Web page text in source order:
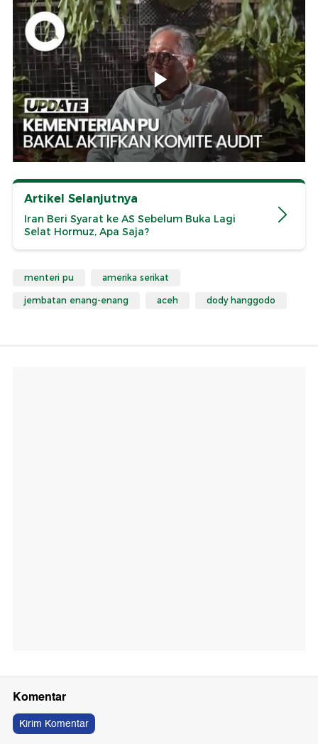
Artikel Selanjutnya
Iran Beri Syarat ke AS Sebelum Buka Lagi
Selat Hormuz, Apa Saja?
menteri pu amerika serikat
jembatan enang-enang aceh dody hanggodo
Komentar
Kirim Komentar